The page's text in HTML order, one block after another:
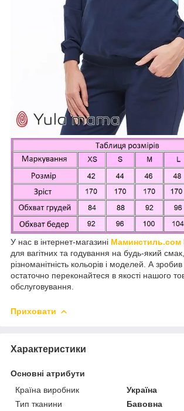
У нас в інтернет-магазині Маминстиль.сом
для вагітних та годування на будь-який
різноманітність кольорів і моделей. А
остаточно переконайтеся в якості нашого
обслуговування.
Приховати
Характеристики
Основні атрибути
Країна виробник
Україна
Тип тканини
Бавовна